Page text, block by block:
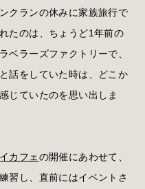
クランの休みに家族旅行で
たのは、ちょうど1年前の
ベラーズファクトリーで、
話をしていた時は、どこか
じていたのを思い出しま
カフェ の開催にあわせて、
習し、直前にはイベントさ